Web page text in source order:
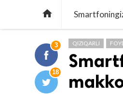

3
18
QIZIQARLI